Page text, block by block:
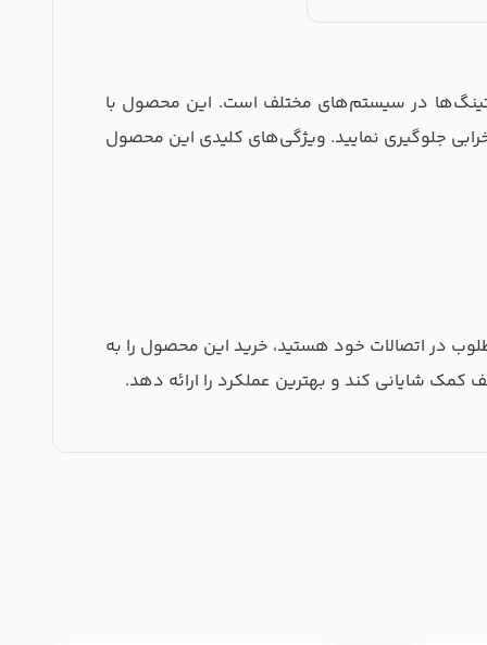
برای اتصال لوله‌ها و فیتینگ‌ها در سیستم‌های مختلف است. این محصول با
جلوگیری نمایید. ویژگی‌های کلیدی این محصول
کارایی مطلوب در اتصالات خود هستید، خرید این محصول را به